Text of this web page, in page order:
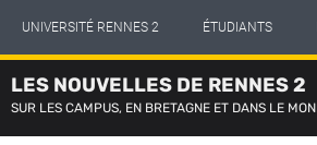
contenu
principal
UNIVERSITÉ RENNES 2 ÉTUDIANTS
INTERNATIONAL PROFESSIONNELS
LES NOUVELLES DE RENNES 2
LES NOUVELLES DE RENNES 2
SUR LES CAMPUS, EN BRETAGNE ET DANS LE